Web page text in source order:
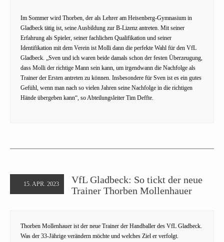
Im Sommer wird Thorben, der als Lehrer am Heisenberg-Gymnasium in
Gladbeck tätig ist, seine Ausbildung zur B-Lizenz antreten. Mit seiner
Erfahrung als Spieler, seiner fachlichen Qualifikation und seiner
Identifikation mit dem Verein ist Molli dann die perfekte Wahl für den VfL
Gladbeck. „Sven und ich waren beide damals schon der festen Überzeugung,
dass Molli der richtige Mann sein kann, um irgendwann die Nachfolge als
Trainer der Ersten antreten zu können. Insbesondere für Sven ist es ein gutes
Gefühl, wenn man nach so vielen Jahren seine Nachfolge in die richtigen
Hände übergeben kann“, so Abteilungsleiter Tim Deffte.
15. APR. 2023
VfL Gladbeck: So tickt der neue
Trainer Thorben Mollenhauer
Thorben Mollenhauer ist der neue Trainer der Handballer des VfL Gladbeck.
Was der 33-Jährige verändern möchte und welches Ziel er verfolgt.